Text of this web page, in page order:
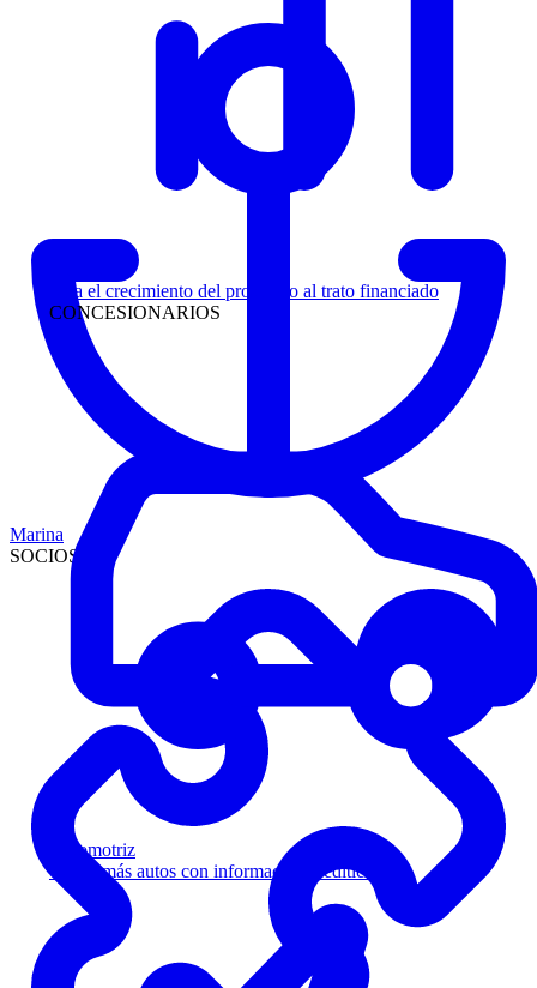
Siga el crecimiento del prospecto al trato financiado
CONCESIONARIOS
Automotriz
Venda más autos con información crediticia
Marina
SOCIOS